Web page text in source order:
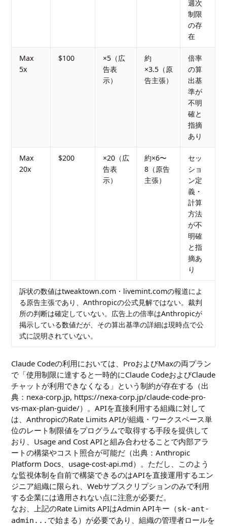
週次
制限
の存
在
Max
5x
$100
×5（広
告表
示）
約
×3.5（原
告主張）
倍率
の算
出基
準が
不明
確と
指摘
あり
Max
20x
$200
×20（広
告表
示）
約×6〜
8（原告
主張）
セッ
ショ
ン定
義・
計算
方法
が不
明確
と指
摘あ
り
訴状の数値はtweaktown.com・livemint.comの報道によ
る原告主張であり、Anthropicの公式見解ではない。裁判
所の判断は確定していない。広告上の倍率はAnthropicが
掲示している数値だが、その算出基準の詳細は現時点で公
式に説明されていない。
Claude Codeの利用においては、ProおよびMaxの両プラン
で「使用制限に達すると一時的にClaude CodeおよびClaude
チャットが利用できなくなる」という制約が存在する（出
典：nexa-corp.jp, https://nexa-corp.jp/claude-code-pro-
vs-max-plan-guide/）。APIを直接利用する組織に対して
は、AnthropicのRate Limits APIが組織・ワークスペース単
位のレート制限値をプログラムで取得する手段を提供して
おり、Usage and Cost APIと組み合わせることで内部アラ
ートの構築やコスト照合が可能だ（出典：Anthropic
Platform Docs、usage-cost-api.md）。ただし、このよう
な監視体制を自前で構築できるのはAPIを直接運用するエン
ジニア組織に限られ、Webサブスクリプションのみで利用
する企業には適用されない点に注意が必要だ。
なお、上記のRate Limits APIはAdmin APIキー（sk-ant-
admin... で始まる）が必要であり、組織の管理者ロールを